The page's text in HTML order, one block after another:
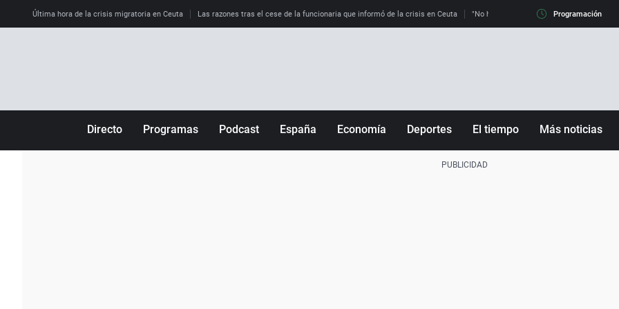
Última hora de la crisis migratoria en Ceuta Las razones tras el cese de la funcionaria que informó de la crisis en Ceuta "No hay mafias, que no nos engañen":
Programación
Directo Programas Podcast España Economía Deportes El tiempo Más noticias